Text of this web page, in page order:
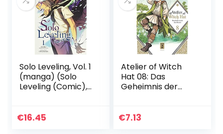
Solo Leveling, Vol. 1
(manga) (Solo
Leveling (Comic),
€16.45
Atelier of Witch
Hat 08: Das
Geheimnis der
€7.13